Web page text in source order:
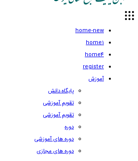
home-new
home1
home4
register
آموزش
پایگاه دانش
تقویم آموزشی
تقویم آموزشی
دوره
دوره های آموزشی
دوره های مجازی